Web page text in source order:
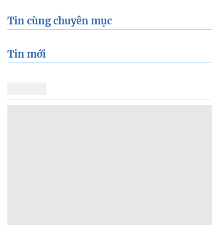
Tin cùng chuyên mục
Tin mới